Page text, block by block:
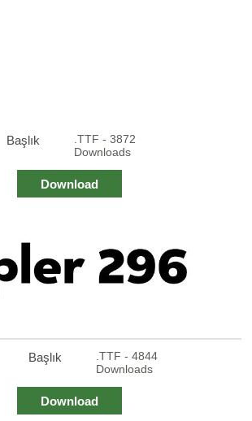
Başlık
.TTF - 3872
Downloads
Download
Başlık
.TTF - 4844
Downloads
Download